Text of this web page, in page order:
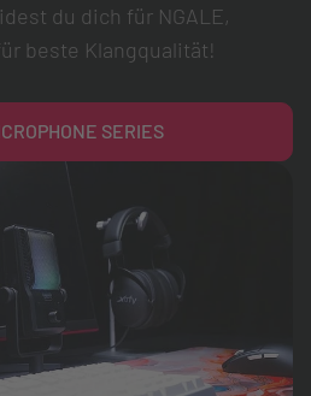
du dich für NGALE,
beste Klangqualität!
SERIES